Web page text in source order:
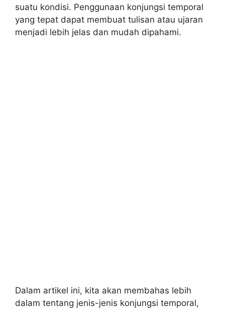
suatu kondisi. Penggunaan konjungsi temporal
yang tepat dapat membuat tulisan atau ujaran
menjadi lebih jelas dan mudah dipahami.
Dalam artikel ini, kita akan membahas lebih
dalam tentang jenis-jenis konjungsi temporal,